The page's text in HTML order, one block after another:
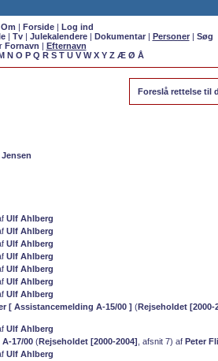
Om | Forside| Log ind
| Tv| Julekalendere| Dokumentar| Personer| Søg
Fornavn | Efternavn
N O P Q R S T U V WX Y Z Æ Ø Å
Foreslå rettelse til
Ulf Ahlberg
Ulf Ahlberg
Ulf Ahlberg
Ulf Ahlberg
Ulf Ahlberg
Ulf Ahlberg
Ulf Ahlberg
[ Assistancemelding A-15/00 ] (Rejseholdet [2000-
Ulf Ahlberg
17/00 (Rejseholdet [2000-2004] , afsnit 7) af Peter
Ulf Ahlberg